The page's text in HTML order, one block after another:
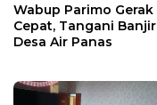
Wabup Parimo Gerak
Cepat, Tangani
Desa Air Panas